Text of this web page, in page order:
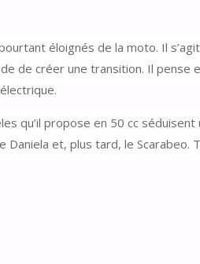
éloignés de la moto. Il
de créer une transition. Il pense
qu’il propose en 50 cc séduisent
Daniela et, plus tard, le Scarabeo.